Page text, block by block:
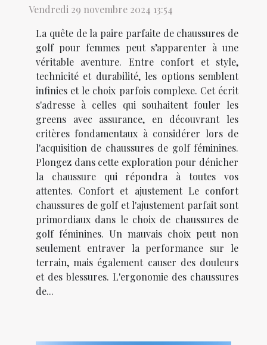
Vendredi 29 novembre 2024 13:54
La quête de la paire parfaite de chaussures de
golf pour femmes peut s’apparenter à une
véritable aventure. Entre confort et style,
technicité et durabilité, les options semblent
infinies et le choix parfois complexe. Cet écrit
s'adresse à celles qui souhaitent fouler les
greens avec assurance, en découvrant les
critères fondamentaux à considérer lors de
l'acquisition de chaussures de golf féminines.
Plongez dans cette exploration pour dénicher
la chaussure qui répondra à toutes vos
attentes. Confort et ajustement Le confort
chaussures de golf et l'ajustement parfait sont
primordiaux dans le choix de chaussures de
golf féminines. Un mauvais choix peut non
seulement entraver la performance sur le
terrain, mais également causer des douleurs
et des blessures. L'ergonomie des chaussures
de...